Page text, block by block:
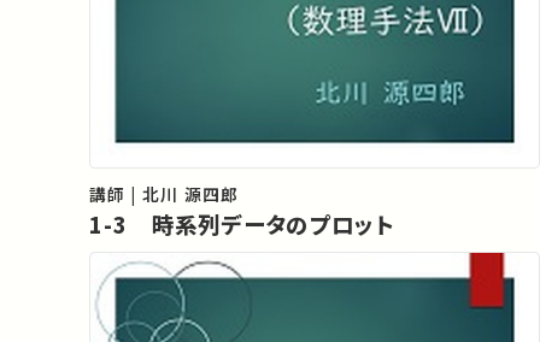
講師 | 北川 源四郎
1-3 時系列データのプロット